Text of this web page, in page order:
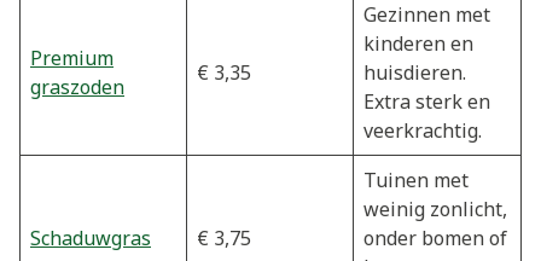
Premium
graszoden
€ 3,35
Gezinnen met
kinderen en
huisdieren.
Extra sterk en
veerkrachtig.
Schaduwgras € 3,75
Tuinen met
weinig zonlicht,
onder bomen of